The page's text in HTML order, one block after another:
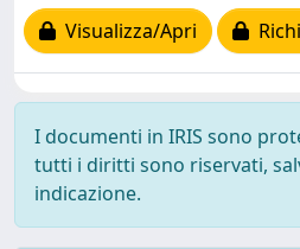
Visualizza/Apri
I documenti in IRIS sono
tutti i diritti sono riservati,
indicazione.